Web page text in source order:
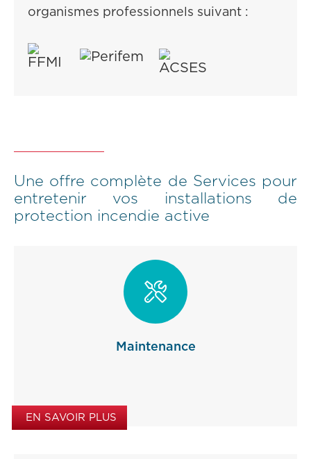
organismes professionnels suivant :
Une offre complète de Services pour
entretenir vos installations de
protection incendie active

Maintenance
EN SAVOIR PLUS